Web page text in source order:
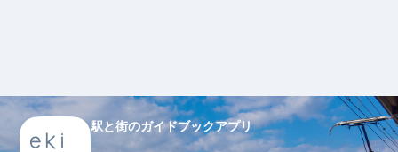
駅と街のガイドブックアプリ